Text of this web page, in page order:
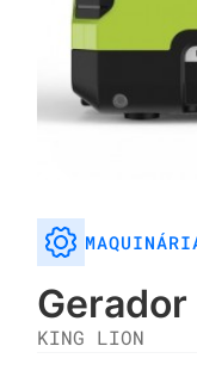
KING LION